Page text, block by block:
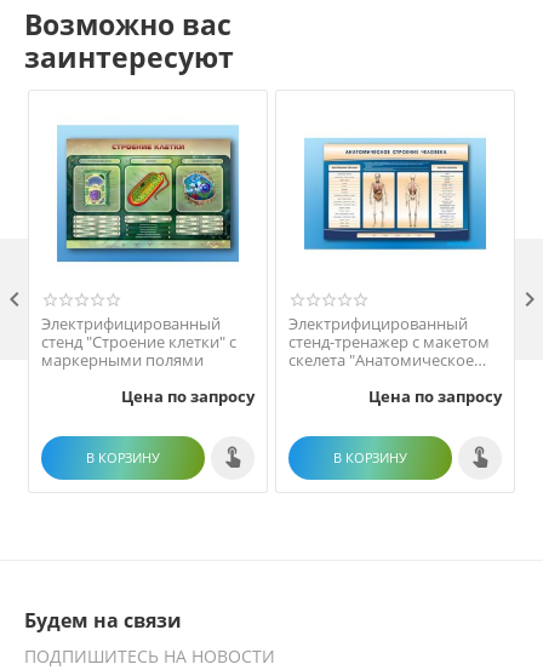
Возможно вас
заинтересуют
Электрифицированный
стенд "Строение клетки" с
маркерными полями
Цена по запросу
В КОРЗИНУ
Электрифицированный
стенд-тренажер c макетом
скелета "Анатомическое
Цена по запросу
В КОРЗИНУ
 
Будем на связи
ПОДПИШИТЕСЬ НА НОВОСТИ